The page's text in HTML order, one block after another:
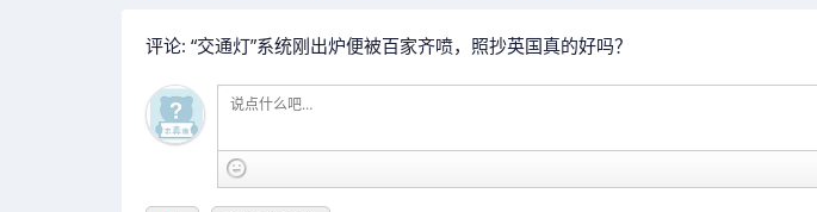
评论: “交通灯”系统刚出炉便被百家齐喷，照抄英国真的好吗？